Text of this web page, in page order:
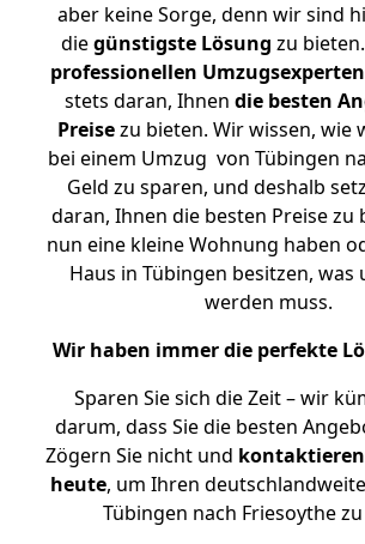
aber keine Sorge, denn wir sind
diegünstigste Lösung zu
professionellen Umzugsexperten
stets daran, Ihnen die besten
Preisezu bieten. Wir wissen, wie
bei einem Umzug von Tübingen
Geld zu sparen, und deshalb
daran, Ihnen die besten Preise zu
nun eine kleine Wohnung haben
Haus in Tübingen besitzen, was
werden muss.
Wir haben immer die perfekte
Sparen Sie sich die Zeit – wir
darum, dass Sie die besten
Zögern Sie nicht und kontaktieren
heute, um Ihren
Tübingen nach Friesoythe